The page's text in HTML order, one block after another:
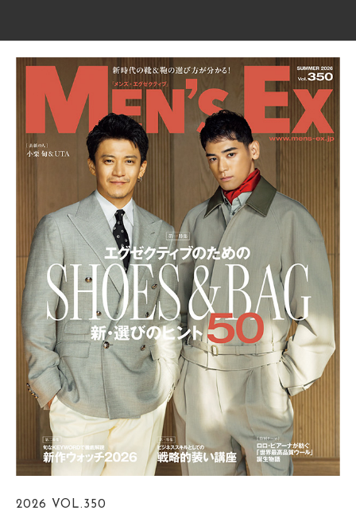
2026 VOL.350